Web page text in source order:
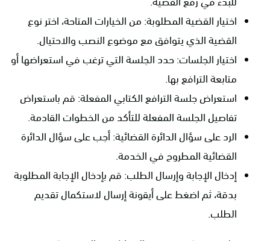
اختيار القضية المطلوبة: من الخيارات المتاحة، اختر نوع
القضية الذي يتوافق مع موضوع النصب والاحتيال.
اختيار الجلسات: حدد الجلسة التي ترغب في استعراضها أو
متابعة الترافع بها.
استعراض جلسة الترافع الكتابي المفعلة: قم باستعراض
تفاصيل الجلسة المفعلة للتأكد من الخطوات القادمة.
الرد على سؤال الدائرة القضائية: أجب على سؤال الدائرة
القضائية المطروح في الخدمة.
إدخال الإجابة وإرسال الطلب: قم بإدخال الإجابة المطلوبة
بدقة، ثم اضغط على أيقونة إرسال لاستكمال تقديم
الطلب.